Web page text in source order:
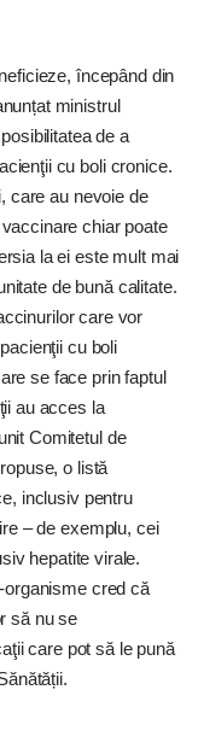
începând din
ministrul
de a
cu boli cronice.
care au nevoie de
chiar poate
la ei este mult mai
de bună calitate.
care vor
cu boli
se face prin faptul
au acces la
Comitetul de
o listă
inclusiv pentru
– de exemplu, cei
hepatite virale.
cred că
să nu se
care pot să le pună